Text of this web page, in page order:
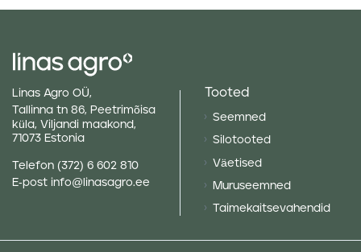
Linas Agro OÜ,
Tallinna tn 86, Peetrimõisa
küla, Viljandi maakond,
71073 Estonia
Telefon (372) 6 602 810
E-post info@linasagro.ee
Tooted
Seemned
Silotooted
Väetised
Muruseemned
Taimekaitsevahendid